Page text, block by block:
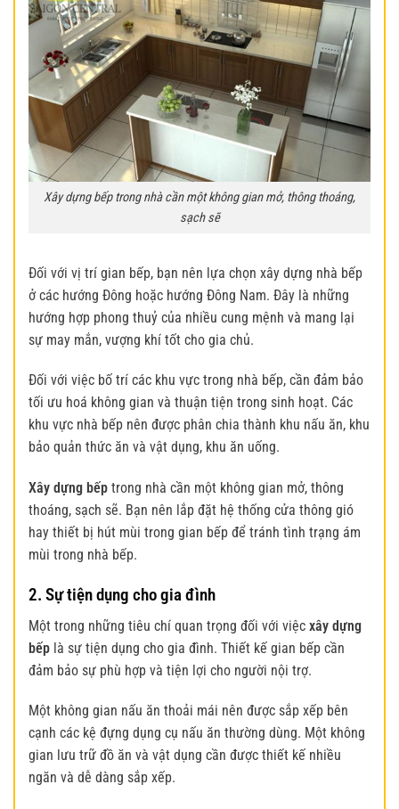
Xây dựng bếp trong nhà cần một không gian mở, thông thoáng,
sạch sẽ
Đối với vị trí gian bếp, bạn nên lựa chọn xây dựng nhà bếp
ở các hướng Đông hoặc hướng Đông Nam. Đây là những
hướng hợp phong thuỷ của nhiều cung mệnh và mang lại
sự may mắn, vượng khí tốt cho gia chủ.
Đối với việc bố trí các khu vực trong nhà bếp, cần đảm bảo
tối ưu hoá không gian và thuận tiện trong sinh hoạt. Các
khu vực nhà bếp nên được phân chia thành khu nấu ăn, khu
bảo quản thức ăn và vật dụng, khu ăn uống.
Xây dựng bếp trong nhà cần một không gian mở, thông
thoáng, sạch sẽ. Bạn nên lắp đặt hệ thống cửa thông gió
hay thiết bị hút mùi trong gian bếp để tránh tình trạng ám
mùi trong nhà bếp.
2. Sự tiện dụng cho gia đình
Một trong những tiêu chí quan trọng đối với việc xây dựng
bếp là sự tiện dụng cho gia đình. Thiết kế gian bếp cần
đảm bảo sự phù hợp và tiện lợi cho người nội trợ.
Một không gian nấu ăn thoải mái nên được sắp xếp bên
cạnh các kệ đựng dụng cụ nấu ăn thường dùng. Một không
gian lưu trữ đồ ăn và vật dụng cần được thiết kế nhiều
ngăn và dễ dàng sắp xếp.